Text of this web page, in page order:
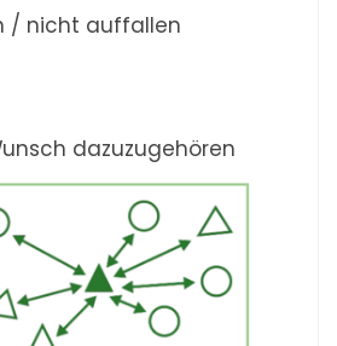
/ nicht auffallen
dazuzugehören